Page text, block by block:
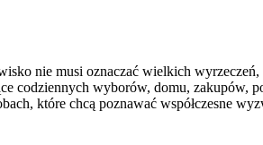
nie musi oznaczać wielkich
codziennych wyborów, domu, zakupów,
które chcą poznawać współczesne